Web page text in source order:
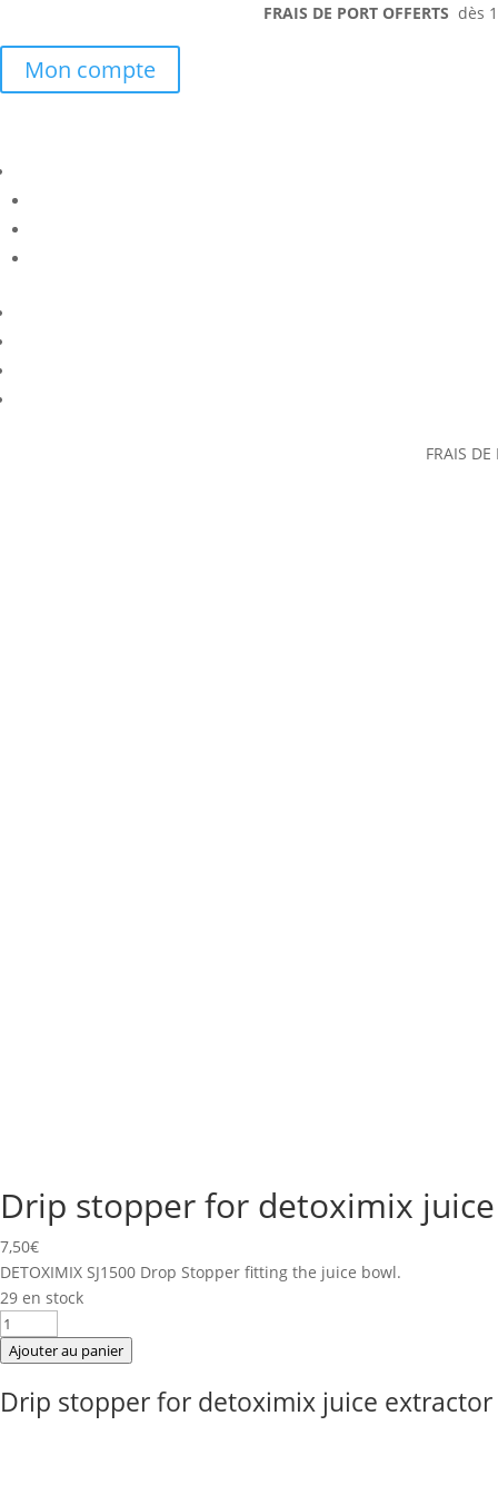
FRAIS DE PORT OFFERTS dès
Mon compte
FRAIS
Drip stopper for detoximix juice
7,50€
DETOXIMIX SJ1500 Drop Stopper fitting the juice bowl.
29 en stock
quantité
de
stopper
Ajouter au panier
Drip stopper for detoximix juice extractor